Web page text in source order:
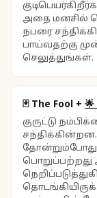
அதை மனசில்
நபரை
பாய்வதற்கு
செலுத்துங்கள்.
🃏 The Fool + 🌟
குருட்டு
பொறுப்பற்றது